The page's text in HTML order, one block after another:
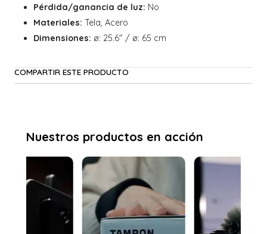
Pérdida/ganancia de luz: No
Materiales: Tela, Acero
Dimensiones: ø: 25.6" / ø: 65 cm
COMPARTIR ESTE PRODUCTO